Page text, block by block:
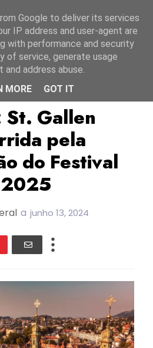
Suíça
Gallen
pela
do Festival
a junho 13, 2024
Google to deliver its services
IP address and user-agent are
with performance and security
of service, generate usage
address abuse.
MORE
GOT IT